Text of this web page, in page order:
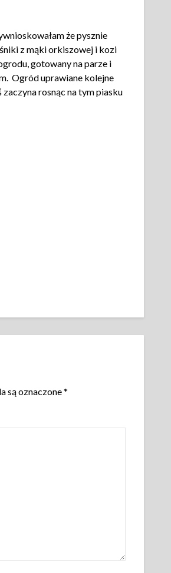
że pysznie
z mąki orkiszowej i kozi
gotowany na parze i
Ogród uprawiane kolejne
zaczyna rosnąc na tym piasku
są oznaczone*